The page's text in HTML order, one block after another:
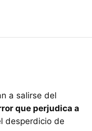
a salirse del
que perjudica a
desperdicio de